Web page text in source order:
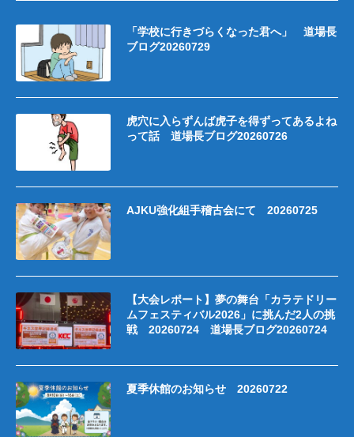
「学校に行きづらくなった君へ」 道場長
ブログ20260729
虎穴に入らずんば虎子を得ずってあるよね
って話 道場長ブログ20260726
AJKU強化組手稽古会にて 20260725
【大会レポート】夢の舞台「カラテドリー
ムフェスティバル2026」に挑んだ2人の挑
戦 20260724 道場長ブログ20260724
夏季休館のお知らせ 20260722